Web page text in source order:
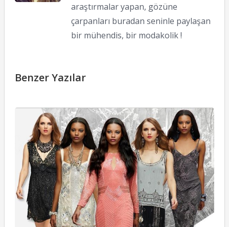
araştırmalar yapan, gözüne
çarpanları buradan seninle paylaşan
bir mühendis, bir modakolik !
Benzer Yazılar